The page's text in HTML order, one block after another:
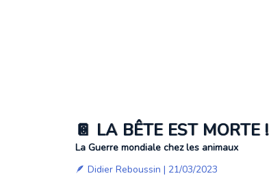
📔 LA BÊTE EST
La Guerre mondiale chez les animaux
🪶 Didier Reboussin | 21/03/2023